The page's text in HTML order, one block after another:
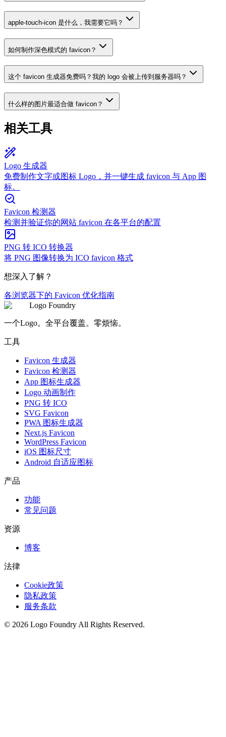
apple-touch-icon 是什么，我需要它吗？
如何制作深色模式的 favicon？
这个 favicon 生成器免费吗？我的 logo 会被上传到服务器吗？
什么样的图片最适合做 favicon？
相关工具
Logo 生成器
免费制作文字或图标 Logo，并一键生成 favicon 与 App 图
标。
Favicon 检测器
检测并验证你的网站 favicon 在各平台的配置
PNG 转 ICO 转换器
将 PNG 图像转换为 ICO favicon 格式
想深入了解？
各浏览器下的 Favicon 优化指南
Logo Foundry
一个Logo。全平台覆盖。零烦恼。
工具
Favicon 生成器
Favicon 检测器
App 图标生成器
Logo 动画制作
PNG 转 ICO
SVG Favicon
PWA 图标生成器
Next.js Favicon
WordPress Favicon
iOS 图标尺寸
Android 自适应图标
产品
功能
常见问题
资源
博客
法律
Cookie政策
隐私政策
服务条款
© 2026 Logo Foundry All Rights Reserved.